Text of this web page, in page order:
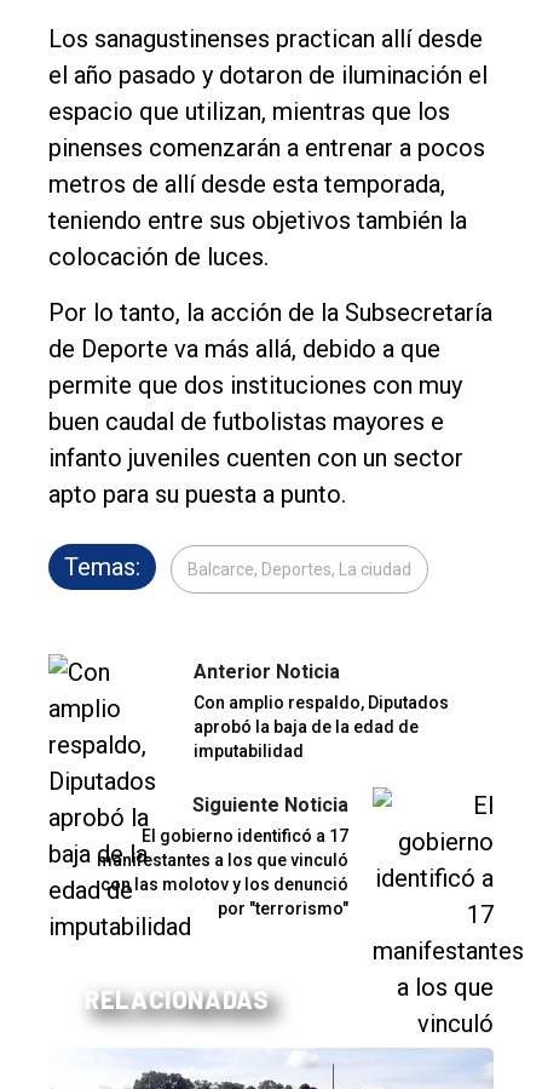
Los sanagustinenses practican allí desde
el año pasado y dotaron de iluminación el
espacio que utilizan, mientras que los
pinenses comenzarán a entrenar a pocos
metros de allí desde esta temporada,
teniendo entre sus objetivos también la
colocación de luces.
Por lo tanto, la acción de la Subsecretaría
de Deporte va más allá, debido a que
permite que dos instituciones con muy
buen caudal de futbolistas mayores e
infanto juveniles cuenten con un sector
apto para su puesta a punto.
Temas: Balcarce, Deportes, La ciudad
Anterior Noticia
Con amplio respaldo, Diputados
aprobó la baja de la edad de
imputabilidad
Siguiente Noticia
El gobierno identificó a 17
manifestantes a los que vinculó
con las molotov y los denunció
por "terrorismo"
RELACIONADAS